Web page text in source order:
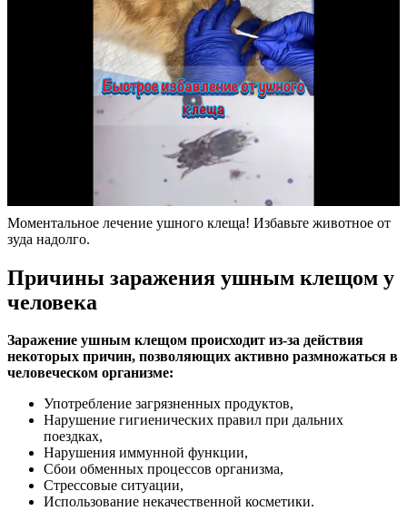
Моментальное лечение ушного клеща! Избавьте животное от
зуда надолго.
Причины заражения ушным клещом у
человека
Заражение ушным клещом происходит из-за действия
некоторых причин, позволяющих активно размножаться в
человеческом организме:
Употребление загрязненных продуктов,
Нарушение гигиенических правил при дальних
поездках,
Нарушения иммунной функции,
Сбои обменных процессов организма,
Стрессовые ситуации,
Использование некачественной косметики.